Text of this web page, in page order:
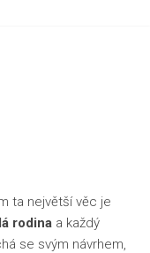
ta největší věc je
rodina a každý
se svým návrhem,